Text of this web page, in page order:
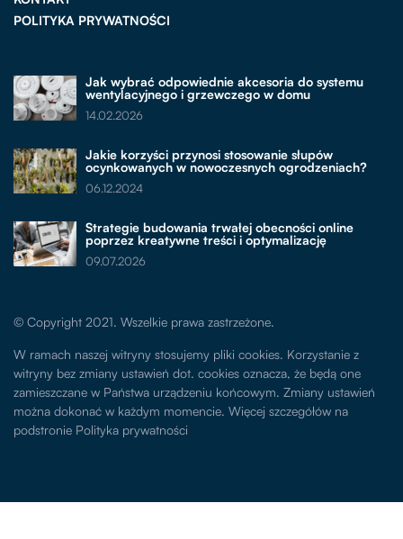
POLITYKA PRYWATNOŚCI
Jak wybrać odpowiednie akcesoria do systemu
wentylacyjnego i grzewczego w domu
14.02.2026
Jakie korzyści przynosi stosowanie słupów
ocynkowanych w nowoczesnych ogrodzeniach?
06.12.2024
Strategie budowania trwałej obecności online
poprzez kreatywne treści i optymalizację
09.07.2026
© Copyright 2021. Wszelkie prawa zastrzeżone.
W ramach naszej witryny stosujemy pliki cookies. Korzystanie z
witryny bez zmiany ustawień dot. cookies oznacza, że będą one
zamieszczane w Państwa urządzeniu końcowym. Zmiany ustawień
można dokonać w każdym momencie. Więcej szczegółów na
podstronie Polityka prywatności